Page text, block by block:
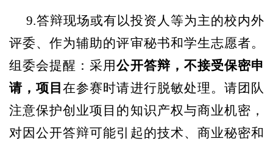
9.答辩现场或有以投资人等为主的校内外
评委、作为辅助的评审秘书和学生志愿者。
组委会提醒：采用公开答辩，不接受保密申
请，项目在参赛时请进行脱敏处理。请团队
注意保护创业项目的知识产权与商业机密，
对因公开答辩可能引起的技术、商业秘密和